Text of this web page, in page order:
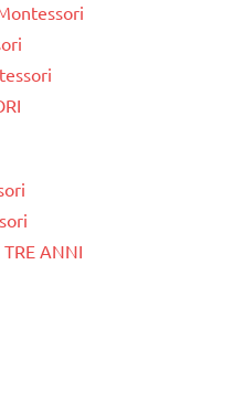
ANNI